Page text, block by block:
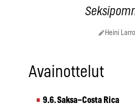
Heini
Avainottelut
9.6. Saksa–Costa Rica